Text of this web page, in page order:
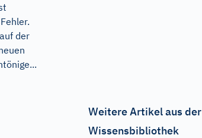
der
Weitere Artikel aus der
Wissensbibliothek